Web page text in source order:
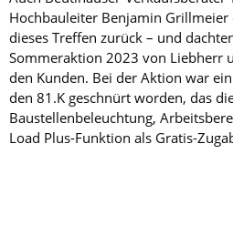
Hochbauleiter Benjamin Grillmeier
dieses Treffen zurück – und
Sommeraktion 2023 von Liebherr
den Kunden. Bei der Aktion war
den 81.K geschnürt worden, das
Baustellenbeleuchtung,
Load Plus-Funktion als Gratis-